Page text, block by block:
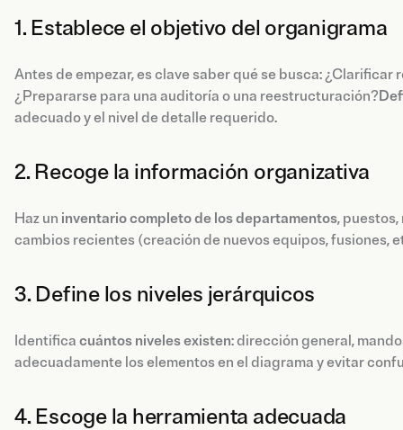
1. Establece el objetivo del organigrama
Antes de empezar, es clave saber qué se busca:
¿Prepararse para una auditoría o una reestructuración?
adecuado y el nivel de detalle requerido.
2. Recoge la información organizativa
Haz un inventario completo de los departamentos,
cambios recientes (creación de nuevos equipos, fusiones,
3. Define los niveles jerárquicos
Identifica cuántos niveles existen: dirección general,
adecuadamente los elementos en el diagrama y evitar
4. Escoge la herramienta adecuada